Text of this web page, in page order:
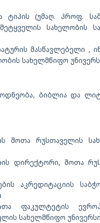
ტიპის (უმაღ. პროფ.
სახელობის
მასწავლებელი ,
სახელმწიფო
ბიბლია და
შოთა რუსთაველის
დირექტორი, შოთა
აკრედიტაციის
ფაკულტეტის
სახელმწიფო